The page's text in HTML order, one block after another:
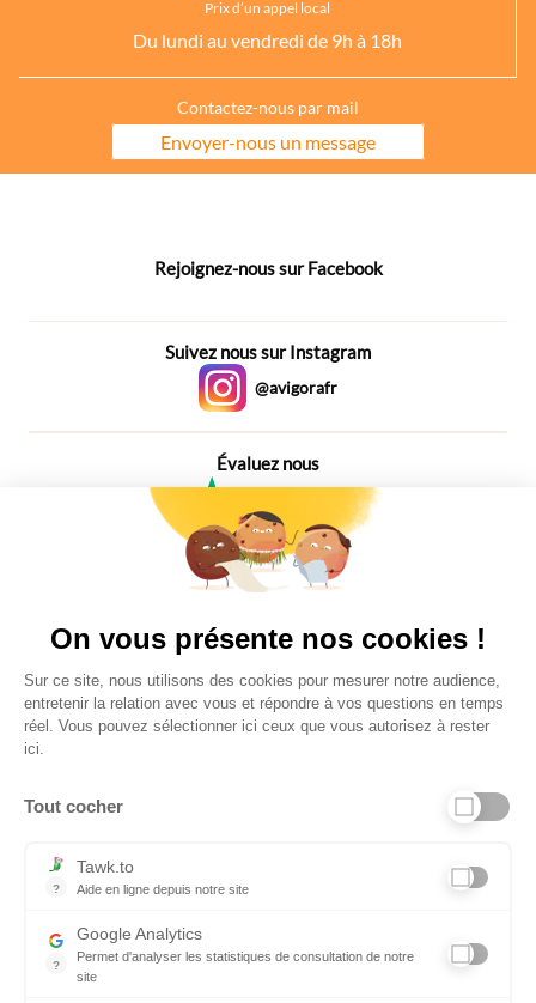
Prix d’un appel local
Du lundi au vendredi de 9h à 18h
Contactez-nous par mail
Envoyer-nous un message
Rejoignez-nous sur Facebook
Suivez nous sur Instagram
@avigorafr
Évaluez nous
Plus de 650 Avis
FAQ - réponses à vos questions
On vous présente nos cookies !
Sur ce site, nous utilisons des cookies pour mesurer notre audience,
entretenir la relation avec vous et répondre à vos questions en temps
réel. Vous pouvez sélectionner ici ceux que vous autorisez à rester
ici.
Tout cocher
?
Tawk.to
Aide en ligne depuis notre site
?
Google Analytics
Permet d'analyser les statistiques de consultation de notre
site